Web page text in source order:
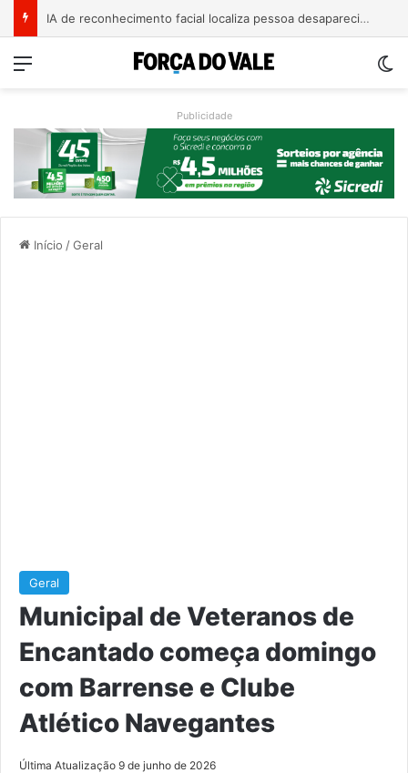
IA de reconhecimento facial localiza pessoa desaparecida há 15 anos; sistema atinge precisão de até 99%
Menu
Publicidade
Início /Geral
Geral
Municipal de Veteranos de
Encantado começa domingo
com Barrense e Clube
Atlético Navegantes
Última Atualização 9 de junho de 2026